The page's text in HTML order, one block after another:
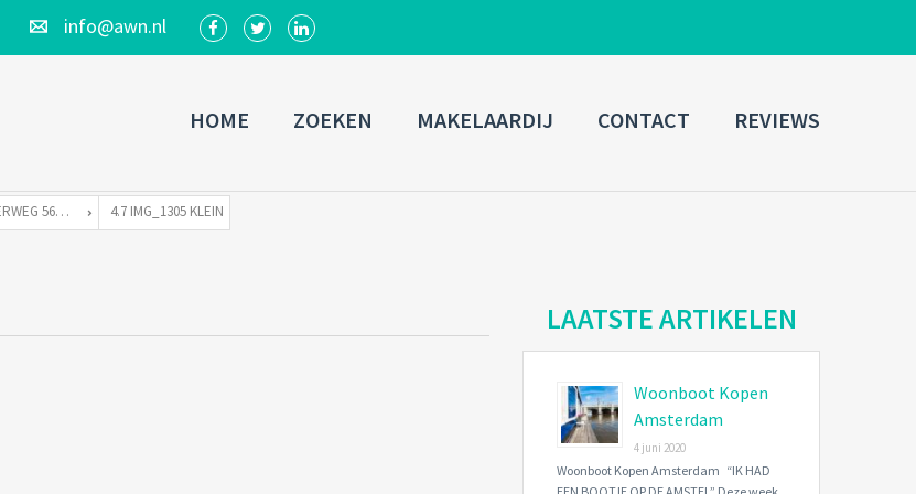
info@awn.nl
Username
Connect with:
Forgot
password? SIGN IN
Remember me
HOME ZOEKEN MAKELAARDIJ CONTACT REVIEWS
LANGE MUIDERWEG 569-S TE 1382 LD WEESP 4.7 IMG_1305 KLEIN
LAATSTE ARTIKELEN
Woonboot Kopen
Amsterdam
4 juni 2020
Woonboot Kopen Amsterdam “IK HAD